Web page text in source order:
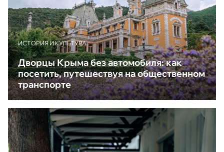
ИСТОРИЯ И КУЛЬТУРА
Дворцы Крыма без автомобиля: как
посетить, путешествуя на общественном
транспорте